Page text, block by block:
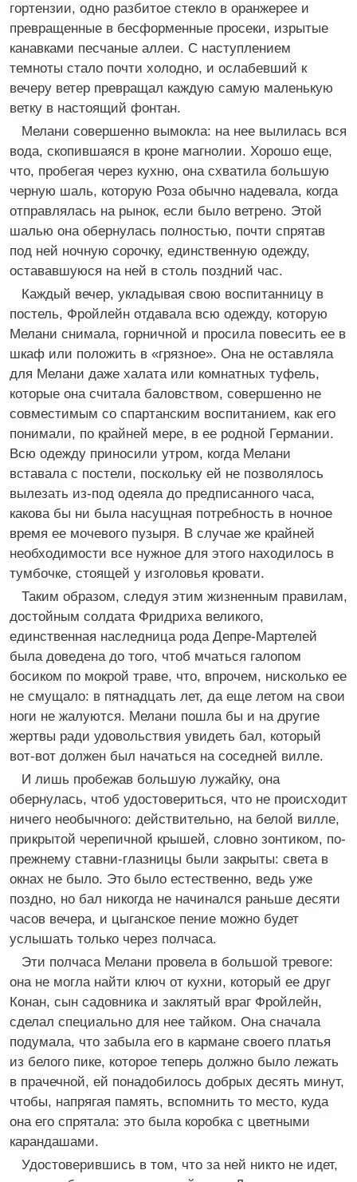
гортензии, одно разбитое стекло в оранжерее и
превращенные в бесформенные просеки, изрытые
канавками песчаные аллеи. С наступлением
темноты стало почти холодно, и ослабевший к
вечеру ветер превращал каждую самую маленькую
ветку в настоящий фонтан.
Мелани совершенно вымокла: на нее вылилась вся
вода, скопившаяся в кроне магнолии. Хорошо еще,
что, пробегая через кухню, она схватила большую
черную шаль, которую Роза обычно надевала, когда
отправлялась на рынок, если было ветрено. Этой
шалью она обернулась полностью, почти спрятав
под ней ночную сорочку, единственную одежду,
остававшуюся на ней в столь поздний час.
Каждый вечер, укладывая свою воспитанницу в
постель, Фройлейн отдавала всю одежду, которую
Мелани снимала, горничной и просила повесить ее в
шкаф или положить в «грязное». Она не оставляла
для Мелани даже халата или комнатных туфель,
которые она считала баловством, совершенно не
совместимым со спартанским воспитанием, как его
понимали, по крайней мере, в ее родной Германии.
Всю одежду приносили утром, когда Мелани
вставала с постели, поскольку ей не позволялось
вылезать из-под одеяла до предписанного часа,
какова бы ни была насущная потребность в ночное
время ее мочевого пузыря. В случае же крайней
необходимости все нужное для этого находилось в
тумбочке, стоящей у изголовья кровати.
Таким образом, следуя этим жизненным правилам,
достойным солдата Фридриха великого,
единственная наследница рода Депре-Мартелей
была доведена до того, чтоб мчаться галопом
босиком по мокрой траве, что, впрочем, нисколько ее
не смущало: в пятнадцать лет, да еще летом на свои
ноги не жалуются. Мелани пошла бы и на другие
жертвы ради удовольствия увидеть бал, который
вот-вот должен был начаться на соседней вилле.
И лишь пробежав большую лужайку, она
обернулась, чтоб удостовериться, что не происходит
ничего необычного: действительно, на белой вилле,
прикрытой черепичной крышей, словно зонтиком, по-
прежнему ставни-глазницы были закрыты: света в
окнах не было. Это было естественно, ведь уже
поздно, но бал никогда не начинался раньше десяти
часов вечера, и цыганское пение можно будет
услышать только через полчаса.
Эти полчаса Мелани провела в большой тревоге:
она не могла найти ключ от кухни, который ее друг
Конан, сын садовника и заклятый враг Фройлейн,
сделал специально для нее тайком. Она сначала
подумала, что забыла его в кармане своего платья
из белого пике, которое теперь должно было лежать
в прачечной, ей понадобилось добрых десять минут,
чтобы, напрягая память, вспомнить то место, куда
она его спрятала: это была коробка с цветными
карандашами.
Удостоверившись в том, что за ней никто не идет,